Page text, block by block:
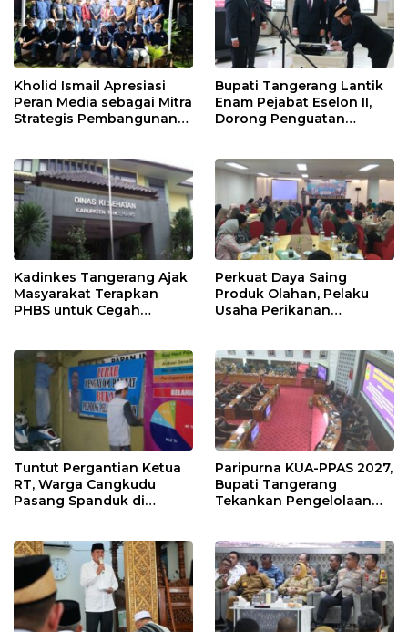
Kholid Ismail Apresiasi
Peran Media sebagai Mitra
Strategis Pembangunan
Bupati Tangerang Lantik
Enam Pejabat Eselon II,
Dorong Penguatan
Kadinkes Tangerang Ajak
Masyarakat Terapkan
PHBS untuk Cegah
Perkuat Daya Saing
Produk Olahan, Pelaku
Usaha Perikanan
Tuntut Pergantian Ketua
RT, Warga Cangkudu
Pasang Spanduk di
Paripurna KUA-PPAS 2027,
Bupati Tangerang
Tekankan Pengelolaan